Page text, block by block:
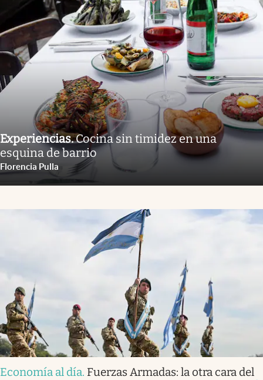
Experiencias.Cocina sin timidez en una
esquina de barrio
Florencia Pulla
Economía al día. Fuerzas Armadas: la otra cara del